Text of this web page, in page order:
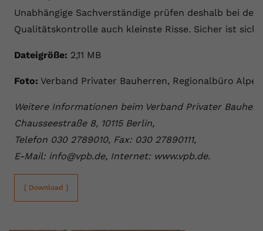
Unabhängige Sachverständige prüfen deshalb bei
Qualitätskontrolle auch kleinste Risse. Sicher ist
Dateigröße: 2,11 MB
Foto: Verband Privater Bauherren, Regionalbüro
Weitere Informationen beim Verband Privater
Chausseestraße 8, 10115 Berlin,
Telefon 030 2789010, Fax: 030 27890111,
E-Mail: info@vpb.de, Internet: www.vpb.de.
[ Download ]